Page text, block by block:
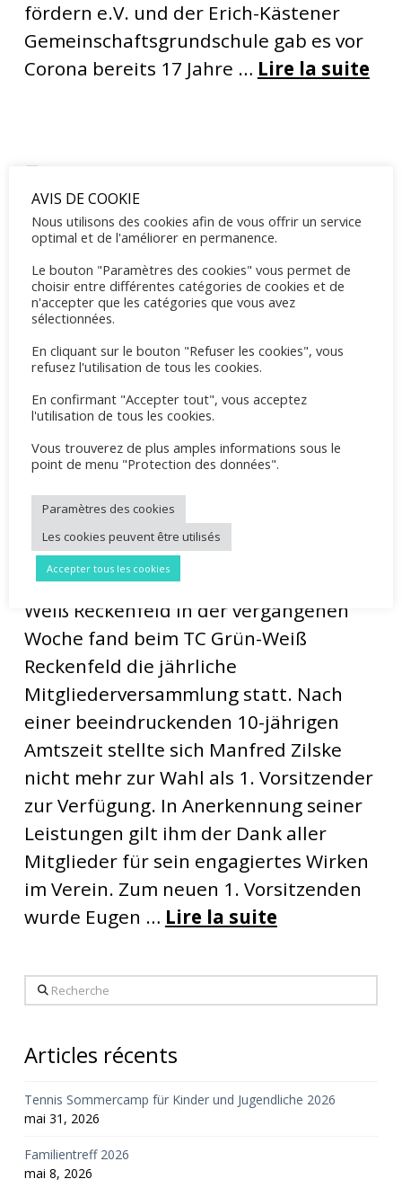
fördern e.V. und der Erich-Kästener
Gemeinschaftsgrundschule gab es vor
Corona bereits 17 Jahre … Lire la suite
Eine tolle Beteiligung von 50 Spielern
(jung und alt) mit spannenden Spielen
und einer neuen Terrasse.
Mitgliederversammlung
2026
Neuer 1. Vorsitzender beim TC Grün-
Weiß Reckenfeld In der vergangenen
Woche fand beim TC Grün-Weiß
Reckenfeld die jährliche
Mitgliederversammlung statt. Nach
einer beeindruckenden 10-jährigen
Amtszeit stellte sich Manfred Zilske
nicht mehr zur Wahl als 1. Vorsitzender
zur Verfügung. In Anerkennung seiner
Leistungen gilt ihm der Dank aller
Mitglieder für sein engagiertes Wirken
im Verein. Zum neuen 1. Vorsitzenden
wurde Eugen … Lire la suite
Recherche
Articles récents
Tennis Sommercamp für Kinder und Jugendliche 2026
mai 31, 2026
Familientreff 2026
mai 8, 2026
AVIS DE COOKIE
Nous utilisons des cookies afin de vous offrir un service
optimal et de l'améliorer en permanence.
Le bouton "Paramètres des cookies" vous permet de
choisir entre différentes catégories de cookies et de
n'accepter que les catégories que vous avez
sélectionnées.
En cliquant sur le bouton "Refuser les cookies", vous
refusez l'utilisation de tous les cookies.
En confirmant "Accepter tout", vous acceptez
l'utilisation de tous les cookies.
Vous trouverez de plus amples informations sous le
point de menu "Protection des données".
Paramètres des cookies
Les cookies peuvent être utilisés
Accepter tous les cookies